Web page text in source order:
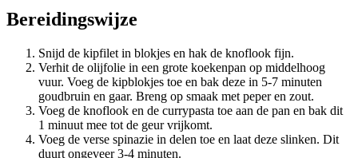
Bereidingswijze
Snijd de kipfilet in blokjes en hak de knoflook fijn.
Verhit de olijfolie in een grote koekenpan op middelhoog
vuur. Voeg de kipblokjes toe en bak deze in 5-7 minuten
goudbruin en gaar. Breng op smaak met peper en zout.
Voeg de knoflook en de currypasta toe aan de pan en bak dit
1 minuut mee tot de geur vrijkomt.
Voeg de verse spinazie in delen toe en laat deze slinken. Dit
duurt ongeveer 3-4 minuten.